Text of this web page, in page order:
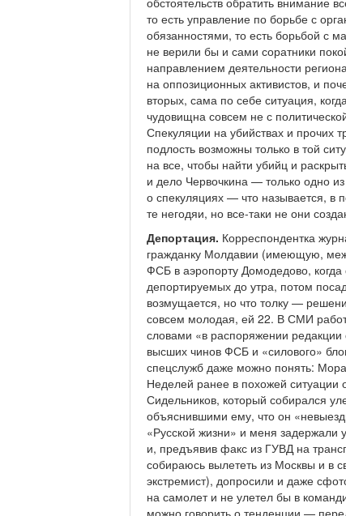
то есть управление по борьбе с
обязанностями, то есть борьбой с
не верили бы и сами соратники
направлением деятельности
на оппозиционных активистов, и
вторых, сама по себе ситуация,
чудовищна совсем не с
Спекуляции на убийствах и прочих
подлость возможны только в той
на все, чтобы найти убийц и
и дело Червочкина — только одно
о спекуляциях — что называется, в
те негодяи, но все-таки не они
Депортация. Корреспондентка
гражданку Молдавии (имеющую,
ФСБ в аэропорту Домодедово,
депортируемых до утра, потом
возмущается, но что толку —
совсем молодая, ей 22. В СМИ
словами «в распоряжении
высших чинов ФСБ и «силового»
спецслужб даже можно понять:
Неделей ранее в похожей ситуации
Сидельников, который собирался
объяснившими ему, что он
«Русской жизни» и меня задержали
и, предъявив факс из ГУВД на
собираюсь вылететь из Москвы и в
экстремист), допросили и даже
на самолет и не улетел бы в
можно говорить о тенденции —